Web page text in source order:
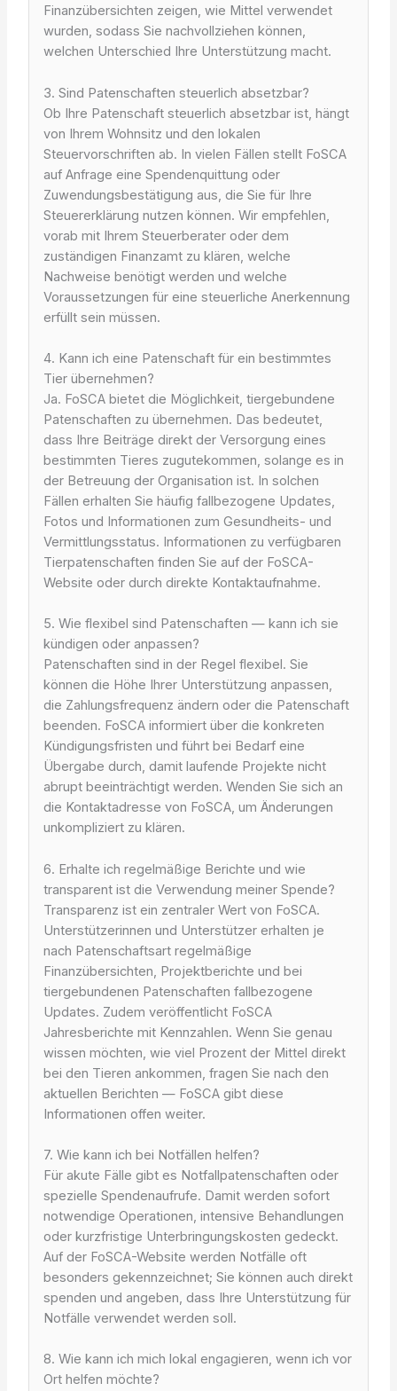
Finanzübersichten zeigen, wie Mittel verwendet
wurden, sodass Sie nachvollziehen können,
welchen Unterschied Ihre Unterstützung macht.
3. Sind Patenschaften steuerlich absetzbar?
Ob Ihre Patenschaft steuerlich absetzbar ist, hängt
von Ihrem Wohnsitz und den lokalen
Steuervorschriften ab. In vielen Fällen stellt FoSCA
auf Anfrage eine Spendenquittung oder
Zuwendungsbestätigung aus, die Sie für Ihre
Steuererklärung nutzen können. Wir empfehlen,
vorab mit Ihrem Steuerberater oder dem
zuständigen Finanzamt zu klären, welche
Nachweise benötigt werden und welche
Voraussetzungen für eine steuerliche Anerkennung
erfüllt sein müssen.
4. Kann ich eine Patenschaft für ein bestimmtes
Tier übernehmen?
Ja. FoSCA bietet die Möglichkeit, tiergebundene
Patenschaften zu übernehmen. Das bedeutet,
dass Ihre Beiträge direkt der Versorgung eines
bestimmten Tieres zugutekommen, solange es in
der Betreuung der Organisation ist. In solchen
Fällen erhalten Sie häufig fallbezogene Updates,
Fotos und Informationen zum Gesundheits- und
Vermittlungsstatus. Informationen zu verfügbaren
Tierpatenschaften finden Sie auf der FoSCA-
Website oder durch direkte Kontaktaufnahme.
5. Wie flexibel sind Patenschaften — kann ich sie
kündigen oder anpassen?
Patenschaften sind in der Regel flexibel. Sie
können die Höhe Ihrer Unterstützung anpassen,
die Zahlungsfrequenz ändern oder die Patenschaft
beenden. FoSCA informiert über die konkreten
Kündigungsfristen und führt bei Bedarf eine
Übergabe durch, damit laufende Projekte nicht
abrupt beeinträchtigt werden. Wenden Sie sich an
die Kontaktadresse von FoSCA, um Änderungen
unkompliziert zu klären.
6. Erhalte ich regelmäßige Berichte und wie
transparent ist die Verwendung meiner Spende?
Transparenz ist ein zentraler Wert von FoSCA.
Unterstützerinnen und Unterstützer erhalten je
nach Patenschaftsart regelmäßige
Finanzübersichten, Projektberichte und bei
tiergebundenen Patenschaften fallbezogene
Updates. Zudem veröffentlicht FoSCA
Jahresberichte mit Kennzahlen. Wenn Sie genau
wissen möchten, wie viel Prozent der Mittel direkt
bei den Tieren ankommen, fragen Sie nach den
aktuellen Berichten — FoSCA gibt diese
Informationen offen weiter.
7. Wie kann ich bei Notfällen helfen?
Für akute Fälle gibt es Notfallpatenschaften oder
spezielle Spendenaufrufe. Damit werden sofort
notwendige Operationen, intensive Behandlungen
oder kurzfristige Unterbringungskosten gedeckt.
Auf der FoSCA-Website werden Notfälle oft
besonders gekennzeichnet; Sie können auch direkt
spenden und angeben, dass Ihre Unterstützung für
Notfälle verwendet werden soll.
8. Wie kann ich mich lokal engagieren, wenn ich vor
Ort helfen möchte?